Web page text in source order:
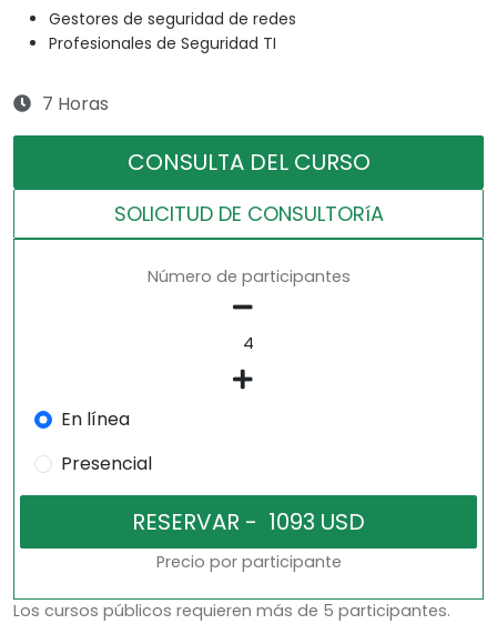
Gestores de seguridad de redes
Profesionales de Seguridad TI
7 Horas
CONSULTA DEL CURSO
SOLICITUD DE CONSULTORíA
Número de participantes
En línea
Presencial
Precio por participante
Los cursos públicos requieren más de 5 participantes.